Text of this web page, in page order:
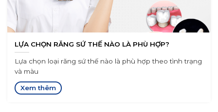
LỰA CHỌN RĂNG SỨ THẾ NÀO LÀ PHÙ HỢP?
Lựa chọn loại răng sứ thế nào là phù hợp theo tình trạng
và màu